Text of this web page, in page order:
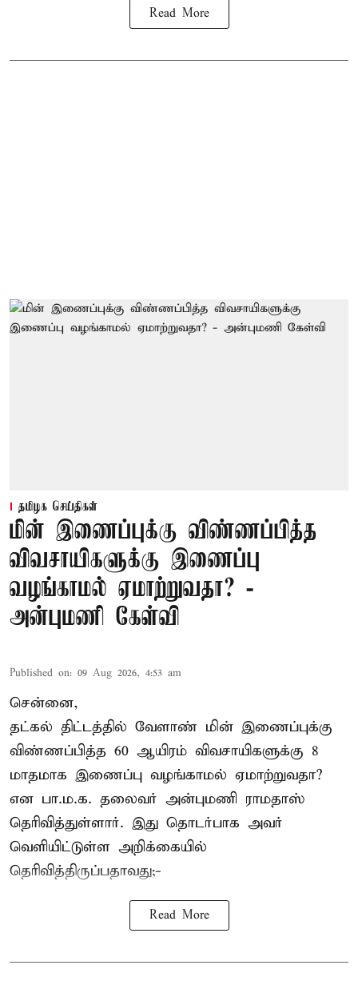
Read More
தமிழக செய்திகள்
மின் இணைப்புக்கு விண்ணப்பித்த
விவசாயிகளுக்கு இணைப்பு
வழங்காமல் ஏமாற்றுவதா? -
அன்புமணி கேள்வி
Published on: 09 Aug 2026, 4:53 am
சென்னை,
தட்கல் திட்டத்தில் வேளாண் மின் இணைப்புக்கு
விண்ணப்பித்த 60 ஆயிரம் விவசாயிகளுக்கு 8
மாதமாக இணைப்பு வழங்காமல் ஏமாற்றுவதா?
என பா.ம.க. தலைவர் அன்புமணி ராமதாஸ்
தெரிவித்துள்ளார். இது தொடர்பாக அவர்
வெளியிட்டுள்ள அறிக்கையில்
தெரிவித்திருப்பதாவது;-
Read More